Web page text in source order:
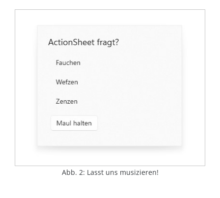
Abb. 2: Lasst uns musizieren!